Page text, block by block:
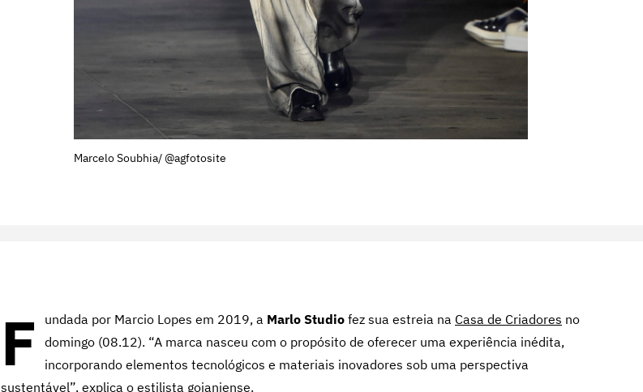
Marcelo Soubhia/ @agfotosite
F undada por Marcio Lopes em 2019, a Marlo Studio fez sua estreia na Casa de Criadores no
domingo (08.12). “A marca nasceu com o propósito de oferecer uma experiência inédita,
incorporando elementos tecnológicos e materiais inovadores sob uma perspectiva
sustentável”, explica o estilista goianiense.